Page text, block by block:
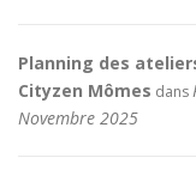
Planning des
Cityzen Mômes dans
Novembre 2025